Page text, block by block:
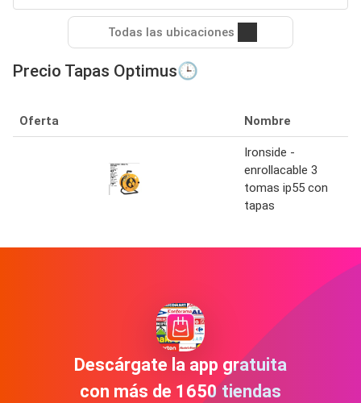
Todas las ubicaciones
Precio Tapas Optimus🕒
Oferta Nombre
Ironside -
enrollacable 3
tomas ip55 con
tapas
Descárgate la app gratuita
con más de 1650 tiendas